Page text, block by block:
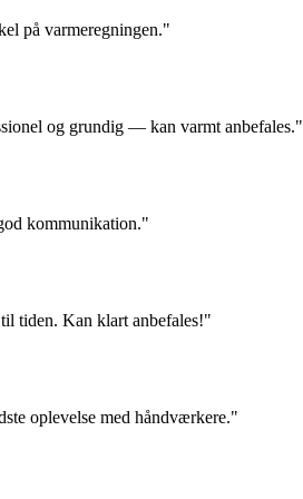
på varmeregningen."
og grundig — kan varmt anbefales."
kommunikation."
tiden. Kan klart anbefales!"
oplevelse med håndværkere."